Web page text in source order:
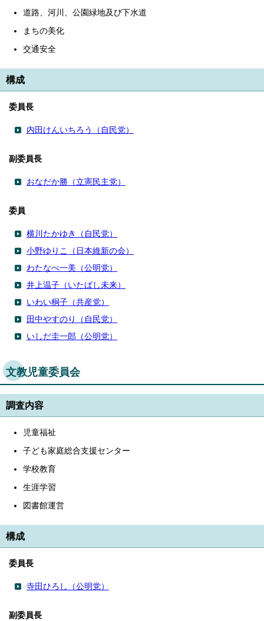
道路、河川、公園緑地及び下水道
まちの美化
交通安全
構成
委員長
内田けんいちろう（自民党）
副委員長
おなだか勝（立憲民主党）
委員
横川たかゆき（自民党）
小野ゆりこ（日本維新の会）
わたなべ一美（公明党）
井上温子（いたばし未来）
いわい桐子（共産党）
田中やすのり（自民党）
いしだ圭一郎（公明党）
文教児童委員会
調査内容
児童福祉
子ども家庭総合支援センター
学校教育
生涯学習
図書館運営
構成
委員長
寺田ひろし（公明党）
副委員長